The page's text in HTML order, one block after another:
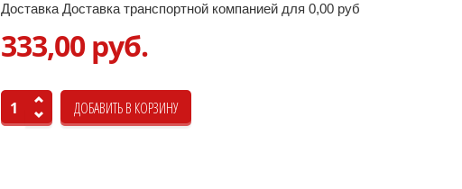
Доставка Доставка транспортной компанией для 0,00 руб
333,00 руб.